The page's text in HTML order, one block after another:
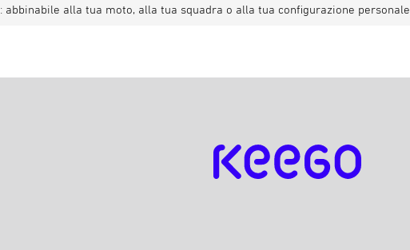
: abbinabile alla tua moto, alla tua squadra o alla tua configurazione personale.